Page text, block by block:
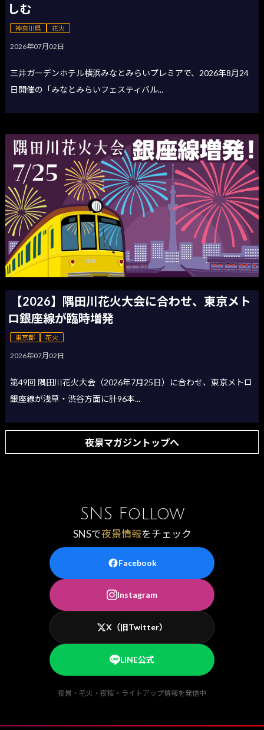
しむ
神奈川県 花火
2026年07月02日
三井ガーデンホテル横浜みなとみらいプレミアで、2026年8月24
日開催の「みなとみらいフェスティバル...
【2026】隅田川花火大会に合わせ、東京メト
ロ銀座線が臨時増発
東京都 花火
2026年07月02日
第49回 隅田川花火大会（2026年7月25日）に合わせ、東京メトロ
銀座線が浅草・渋谷方面に計96本...
夜景マガジントップへ
SNS Follow
SNSで夜景情報をチェック
Facebook
Instagram
X（旧Twitter）
LINE公式
夜景・花火・夜桜・ライトアップ情報を発信中